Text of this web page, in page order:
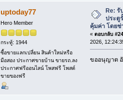
uptoday77
Hero Member
กระทู้: 1944
ซื้อขายแลกเปลี่ยน สินค้าใหม่หรือ
มือสอง ประกาศขายบ้าน ขายรถ.ลง
ประกาศฟรีออนไลน์ โพสฟรี โพสต์
ขายของฟรี
Re:
ประตู
คุ้มค่า โดยช่
« ตอบกลับ
2026,
ขออนุญาต